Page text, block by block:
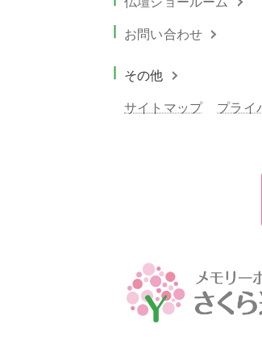
お問い合わせ
その他
サイトマップ プライ